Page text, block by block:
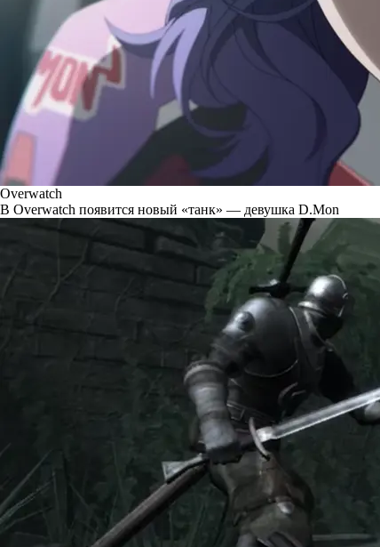
Overwatch
В Overwatch появится новый «танк» — девушка D.Mon